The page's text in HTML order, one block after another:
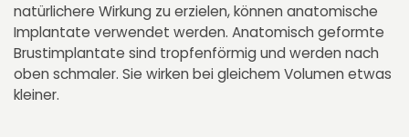
natürlichere Wirkung zu erzielen, können anatomische
Implantate verwendet werden. Anatomisch geformte
Brustimplantate sind tropfenförmig und werden nach
oben schmaler. Sie wirken bei gleichem Volumen etwas
kleiner.